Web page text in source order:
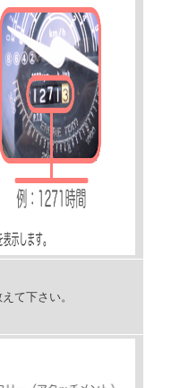
て下さい。